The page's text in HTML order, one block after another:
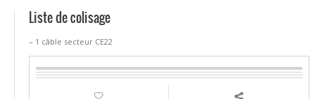
Liste de colisage
– 1 câble secteur CE22